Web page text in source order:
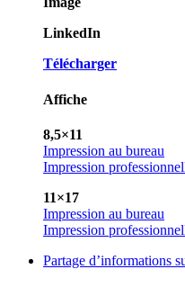
LinkedIn
Télécharger
Affiche
8,5×11
Impression au bureau
Impression
11×17
Impression au bureau
Impression
Partage d’informations